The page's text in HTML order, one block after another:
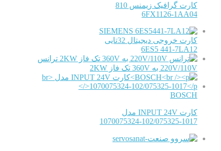
کارت گرافیک زیمنس 810
6FX1126-1AA04
SIEMENS
کارت خروجی دیجیتال 32تایی
6ES5 441-7LA12
ترانس
220V/110V به 360V تک فاز 2KW
BOSCH
کارت INPUT 24V مدل
1070075324-102/075325-1017